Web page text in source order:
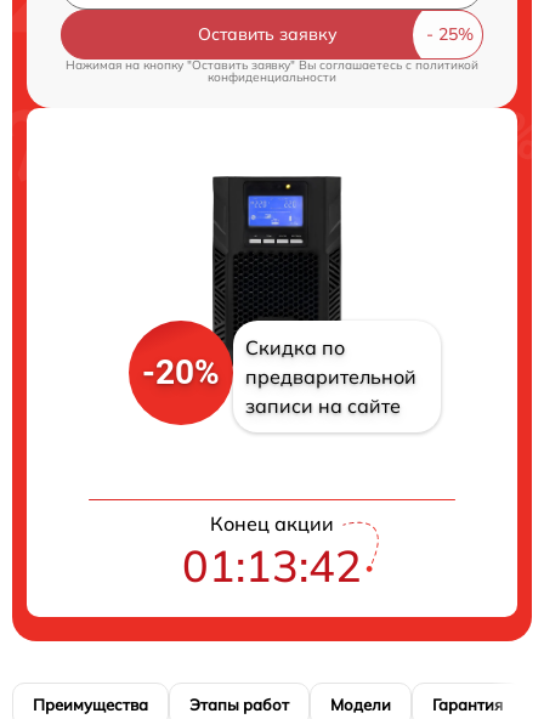
Оставить заявку
Нажимая на кнопку "Оставить заявку" Вы соглашаетесь c политикой
конфиденциальности
-20%
Скидка по
предварительной
записи на сайте
Конец акции
01:13:41
Преимущества Этапы работ Модели Гарантия